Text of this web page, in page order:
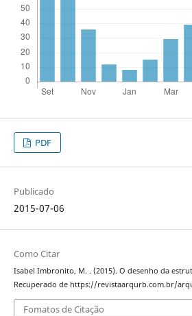
PDF
Publicado
2015-07-06
Como Citar
Isabel Imbronito, M. . (2015). O desenho da
Recuperado de https://revistaarqurb.com.br/
Fomatos de Citação